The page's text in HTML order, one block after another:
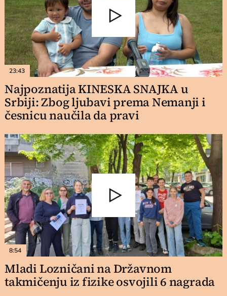
23:43
Najpoznatija KINESKA SNAJKA u
Srbiji: Zbog ljubavi prema Nemanji i
česnicu naučila da pravi
8:54
Mladi Lozničani na Državnom
takmičenju iz fizike osvojili 6 nagrada